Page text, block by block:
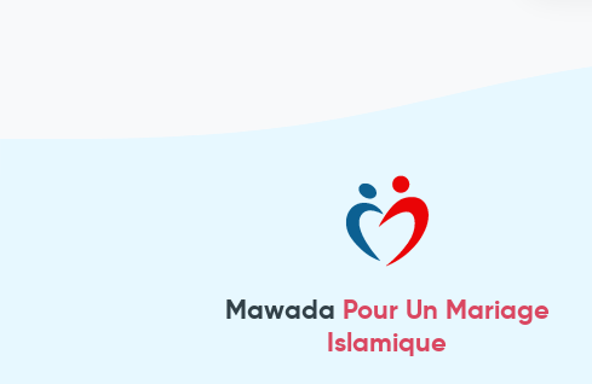
Mawada Pour Un Mariage
Islamique